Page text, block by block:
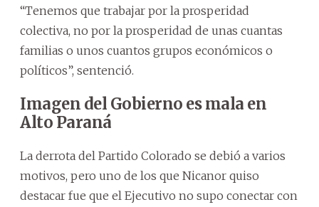
“Tenemos que trabajar por la prosperidad
colectiva, no por la prosperidad de unas cuantas
familias o unos cuantos grupos económicos o
políticos”, sentenció.
Imagen del Gobierno es mala en
Alto Paraná
La derrota del Partido Colorado se debió a varios
motivos, pero uno de los que Nicanor quiso
destacar fue que el Ejecutivo no supo conectar con